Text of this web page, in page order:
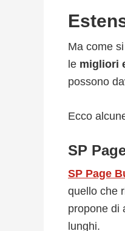
Ma come
le migliori
possono
Ecco
SP
SP Page
quello che
propone di
lunghi.